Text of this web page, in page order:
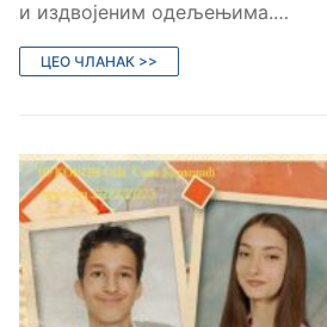
и издвојеним одељењима.…
ЦЕО ЧЛАНАК >>